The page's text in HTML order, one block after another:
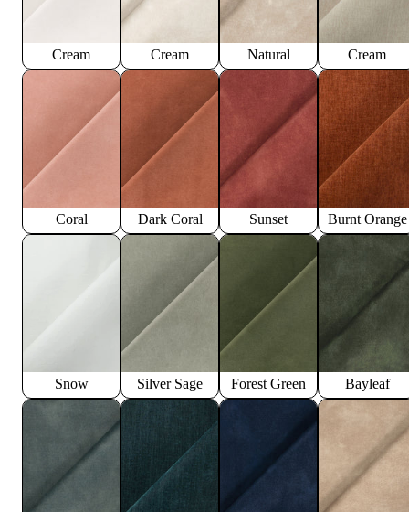
Cream Cream Natural Cream
Coral Dark Coral Sunset Burnt Orange
Snow Silver Sage Forest Green Bayleaf